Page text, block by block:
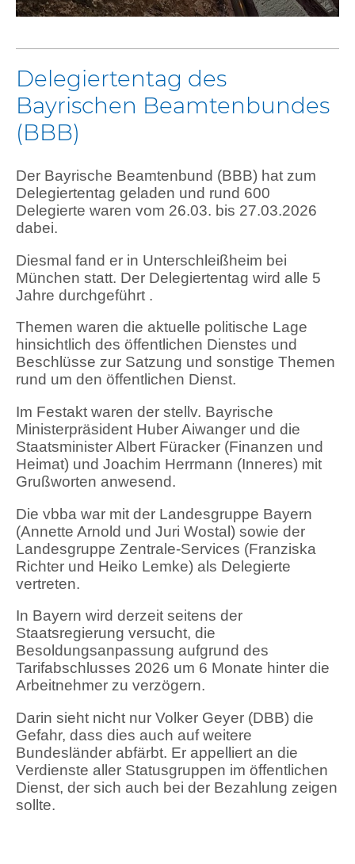
Delegiertentag des
Bayrischen Beamtenbundes
(BBB)
Der Bayrische Beamtenbund (BBB) hat zum
Delegiertentag geladen und rund 600
Delegierte waren vom 26.03. bis 27.03.2026
dabei.
Diesmal fand er in Unterschleißheim bei
München statt. Der Delegiertentag wird alle 5
Jahre durchgeführt .
Themen waren die aktuelle politische Lage
hinsichtlich des öffentlichen Dienstes und
Beschlüsse zur Satzung und sonstige Themen
rund um den öffentlichen Dienst.
Im Festakt waren der stellv. Bayrische
Ministerpräsident Huber Aiwanger und die
Staatsminister Albert Füracker (Finanzen und
Heimat) und Joachim Herrmann (Inneres) mit
Grußworten anwesend.
Die vbba war mit der Landesgruppe Bayern
(Annette Arnold und Juri Wostal) sowie der
Landesgruppe Zentrale-Services (Franziska
Richter und Heiko Lemke) als Delegierte
vertreten.
In Bayern wird derzeit seitens der
Staatsregierung versucht, die
Besoldungsanpassung aufgrund des
Tarifabschlusses 2026 um 6 Monate hinter die
Arbeitnehmer zu verzögern.
Darin sieht nicht nur Volker Geyer (DBB) die
Gefahr, dass dies auch auf weitere
Bundesländer abfärbt. Er appelliert an die
Verdienste aller Statusgruppen im öffentlichen
Dienst, der sich auch bei der Bezahlung zeigen
sollte.